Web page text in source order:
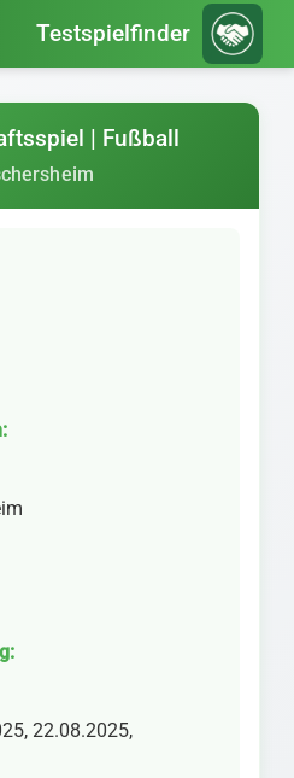
Testspielfinder
| Fußball
22.08.2025,